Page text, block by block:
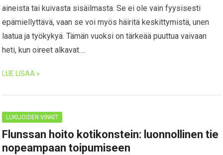
aineista tai kuivasta sisäilmasta. Se ei ole vain fyysisesti
epämiellyttävä, vaan se voi myös häiritä keskittymistä, unen
laatua ja työkykyä. Tämän vuoksi on tärkeää puuttua vaivaan
heti, kun oireet alkavat….
LUE LISÄÄ »
LUKIJOIDEN VINKIT
Flunssan hoito kotikonstein: luonnollinen tie
nopeampaan toipumiseen